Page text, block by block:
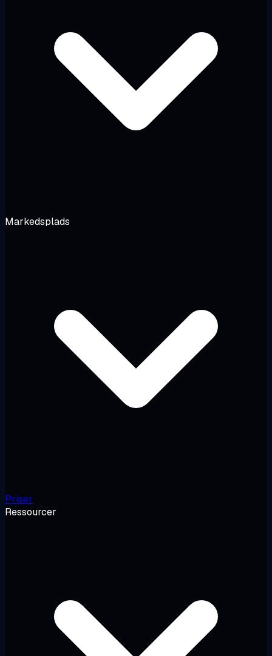
Markedsplads
Priser
Ressourcer